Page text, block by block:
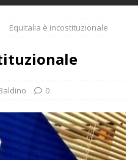
Equitalia è incostituzionale
0